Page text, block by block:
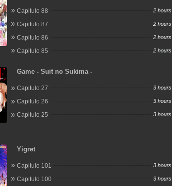
Capitulo 88 2 hours
Capitulo 87 2 hours
Capitulo 86 2 hours
Capitulo 85 2 hours
Game - Suit no Sukima -
Capitulo 27 3 hours
Capitulo 26 3 hours
Capitulo 25 3 hours
Yigret
Capitulo 101 3 hours
Capitulo 100 3 hours